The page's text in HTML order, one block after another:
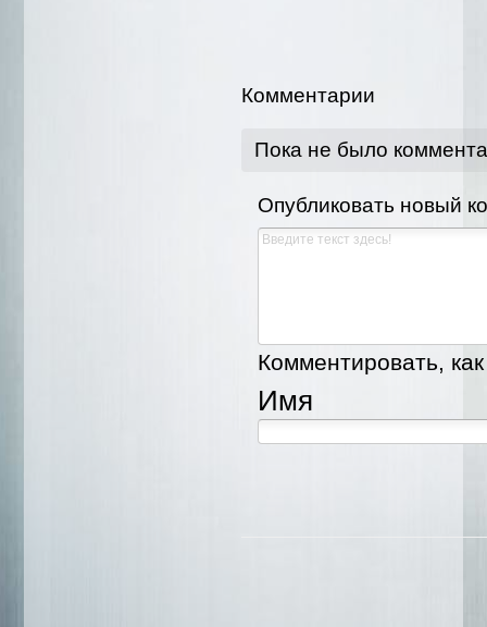
Комментарии
Пока не было
Опубликовать новый
Комментировать,
Имя